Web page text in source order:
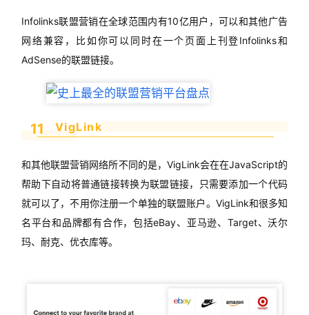
Infolinks联盟营销在全球范围内有10亿用户，可以和其他广告
网络兼容，比如你可以同时在一个页面上刊登Infolinks和
AdSense的联盟链接。
11 VigLink
和其他联盟营销网络所不同的是，VigLink会在在JavaScript的
帮助下自动将普通链接转换为联盟链接，只需要添加一个代码
就可以了，不用你注册一个单独的联盟账户。VigLink和很多知
名平台和品牌都有合作，包括eBay、亚马逊、Target、沃尔
玛、耐克、优衣库等。